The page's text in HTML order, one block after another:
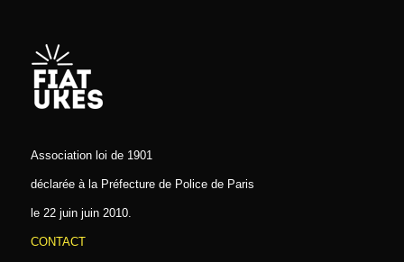
Association loi de 1901
déclarée à la Préfecture de Police de Paris
le 22 juin juin 2010.
CONTACT